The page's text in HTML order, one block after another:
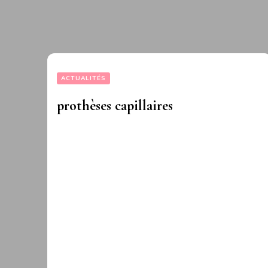
ACTUALITÉS
prothèses capillaires